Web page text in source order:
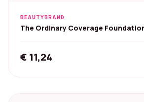
BEAUTYBRAND
The Ordinary Coverage
€ 11,24